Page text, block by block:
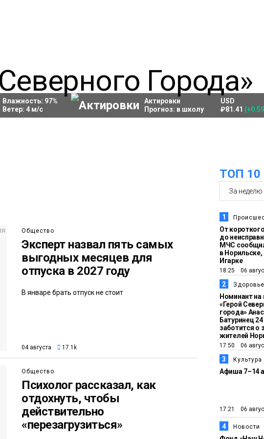
Влажность: 97%
Ветер: 4м/с
Актировки
Прогноз: в школу
USD
₽81.41
Общество
Эксперт назвал пять самых
выгодных месяцев для
отпуска в 2027 году
В январе брать отпуск не стоит
04 августа 17.1k
Общество
Психолог рассказал, как
отдохнуть, чтобы
действительно
«перезагрузиться»
ТОП 10
1
От
до
МЧС
в
Игарке
18:25 06
2 Здоровье
Номинант
«Герой
города»
Батуринец
заботится о
жителей
17:50 06
3 Культура
Афиша 7–14
17:21 06
4 Новости